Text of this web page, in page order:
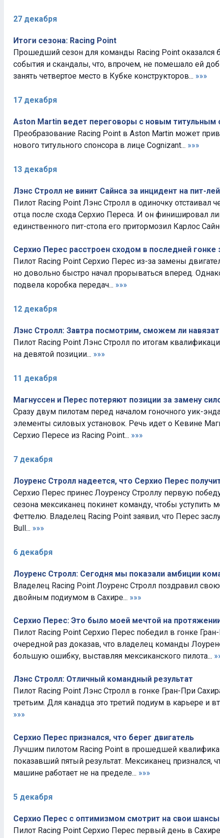
27 декабря
Итоги сезона: Racing Point
Прошедший сезон для команды Racing Point оказался
события и скандалы, что, впрочем, не помешало ей
занять четвертое место в Кубке конструкторов... »»»
17 декабря
Aston Martin ведет переговоры с новым титульным
Преобразование Racing Point в Aston Martin может
нового титульного спонсора в лице Cognizant... »»»
13 декабря
Лэнс Стролл не винит Сайнса за инцидент на пит-
Пилот Racing Point Лэнс Стролл в одиночку отстаивал
отца после схода Серхио Переса. И он финишировал
единственного пит-стопа его притормозил Карлос
Серхио Перес расстроен сходом в последней гонке
Пилот Racing Point Серхио Перес из-за замены
но довольно быстро начал прорываться вперед.
подвела коробка передач... »»»
12 декабря
Лэнс Стролл: Завтра посмотрим, сможем ли
Пилот Racing Point Лэнс Стролл по итогам
на девятой позиции... »»»
11 декабря
Магнуссен и Перес потеряют позиции за замену
Сразу двум пилотам перед началом гоночного уик-
элементы силовых установок. Речь идет о Кевине
Серхио Пересе из Racing Point... »»»
7 декабря
Лоуренс Стролл надеется, что Серхио Перес
Серхио Перес принес Лоуренсу Строллу первую
сезона мексиканец покинет команду, чтобы уступить
Феттелю. Владелец Racing Point заявил, что Перес
Bull... »»»
6 декабря
Лоуренс Стролл: Сегодня мы показали амбиции
Владелец Racing Point Лоуренс Стролл поздравил
двойным подиумом в Сахире... »»»
Серхио Перес: Это было моей мечтой на
Пилот Racing Point Серхио Перес победил в гонке
очередной раз доказав, что владелец команды
большую ошибку, выставляя мексиканского пилота...
Лэнс Стролл: Отличный командный результат
Пилот Racing Point Лэнс Стролл в гонке Гран-При
третьим. Для канадца это третий подиум в карьере и
»»»
Серхио Перес признался, что берег двигатель
Лучшим пилотом Racing Point в прошедшей
показавший пятый результат. Мексиканец признался,
машине работает не на пределе... »»»
5 декабря
Серхио Перес с оптимизмом смотрит на свои шансы
Пилот Racing Point Серхио Перес первый день в